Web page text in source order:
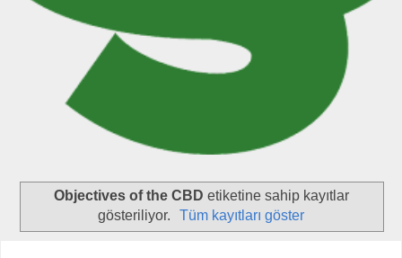
Objectives of the CBD etiketine sahip kayıtlar
gösteriliyor.
Tüm kayıtları göster